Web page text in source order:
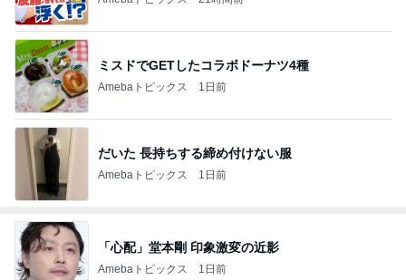
ミスドでGETしたコラボドーナツ4種
Amebaトピックス 1日前
だいた 長持ちする締め付けない服
Amebaトピックス 1日前
「心配」堂本剛 印象激変の近影
Amebaトピックス 1日前